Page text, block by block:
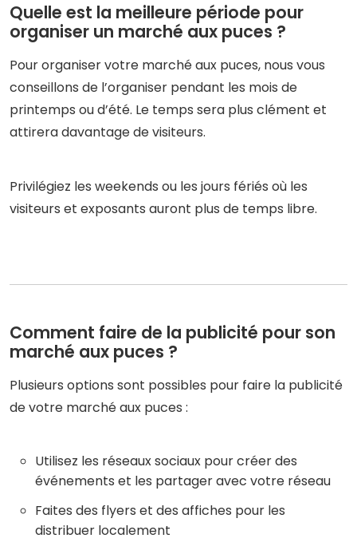
Quelle est la meilleure période pour
organiser un marché aux puces ?
Pour organiser votre marché aux puces, nous vous
conseillons de l’organiser pendant les mois de
printemps ou d’été. Le temps sera plus clément et
attirera davantage de visiteurs.
Privilégiez les weekends ou les jours fériés où les
visiteurs et exposants auront plus de temps libre.
Comment faire de la publicité pour son
marché aux puces ?
Plusieurs options sont possibles pour faire la publicité
de votre marché aux puces :
Utilisez les réseaux sociaux pour créer des
événements et les partager avec votre réseau
Faites des flyers et des affiches pour les
distribuer localement